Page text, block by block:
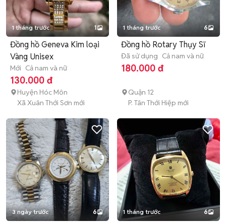
1 tháng trước 1
Đồng hồ Geneva Kim loại
Vàng Unisex
Mới Cả nam và nữ
130.000 đ
Huyện Hóc Môn
Xã Xuân Thới Sơn mới
1 tháng trước 6
Đồng hồ Rotary Thụy Sĩ
Đã sử dụng Cả nam và nữ
180.000 đ
Quận 12
P. Tân Thới Hiệp mới
3 ngày trước 6 1 tháng trước 6